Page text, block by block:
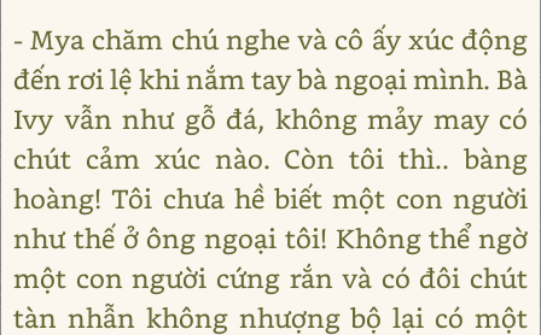
- Mya chăm chú nghe và cô ấy xúc động
đến rơi lệ khi nắm tay bà ngoại mình. Bà
Ivy vẫn như gỗ đá, không mảy may có
chút cảm xúc nào. Còn tôi thì.. bàng
hoàng! Tôi chưa hề biết một con người
như thế ở ông ngoại tôi! Không thể ngờ
một con người cứng rắn và có đôi chút
tàn nhẫn không nhượng bộ lại có một